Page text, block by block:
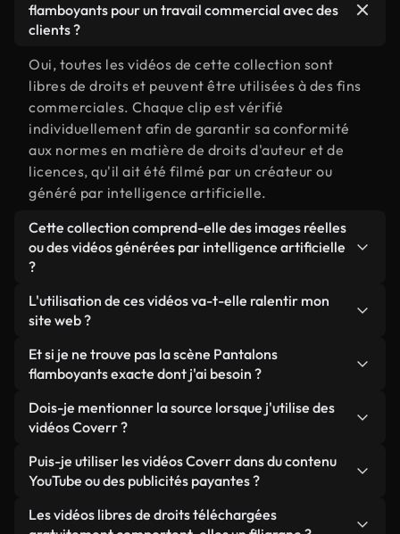
flamboyants pour un travail commercial avec des
clients ?
Oui, toutes les vidéos de cette collection sont
libres de droits et peuvent être utilisées à des fins
commerciales. Chaque clip est vérifié
individuellement afin de garantir sa conformité
aux normes en matière de droits d'auteur et de
licences, qu'il ait été filmé par un créateur ou
généré par intelligence artificielle.
Cette collection comprend-elle des images réelles
ou des vidéos générées par intelligence artificielle
?
Les deux. Il s'agit d'une bibliothèque hybride
composée de véritables images filmées par des
que de vidéos générées par IA. Chaque vidéo est
clairement identifiée afin que vous sachiez
toujours ce que vous utilisez.
L'utilisation de ces vidéos va-t-elle ralentir mon
site web ?
Sauf si vous choisissez nos versions optimisées.
Nous proposons des formats légers, prêts pour le
ils conservent une qualité élevée tout en
minimisant les temps de chargement et en
améliorant des indicateurs comme le LCP.
Et si je ne trouve pas la scène Pantalons
flamboyants exacte dont j'ai besoin ?
Vous pouvez en créer une instantanément avec
Coverr AI Studio. Il vous suffit de décrire la scène,
du soleil », et le Studio générera en quelques
secondes une vidéo personnalisée conforme à nos
normes de licence.
Dois-je mentionner la source lorsque j'utilise des
vidéos Coverr ?
Aucune attribution n'est requise. Toutes les vidéos
de notre bibliothèque sont libres de droits et
même si cela est toujours apprécié.
Puis-je utiliser les vidéos Coverr dans du contenu
YouTube ou des publicités payantes ?
Oui. Toutes les séquences vidéo de Coverr peuvent
être utilisées dans des vidéos YouTube monétisées,
Les vidéos libres de droits téléchargées